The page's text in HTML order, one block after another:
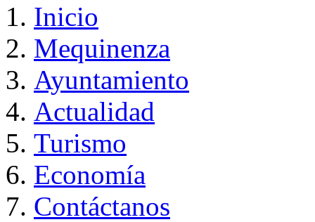
Inicio
Mequinenza
Ayuntamiento
Actualidad
Turismo
Economía
Contáctanos